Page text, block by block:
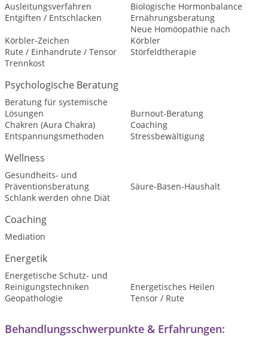
Ausleitungsverfahren
Biologische Hormonbalance
Entgiften / Entschlacken
Ernährungsberatung
Körbler-Zeichen
Neue Homöopathie nach
Körbler
Rute / Einhandrute / Tensor
Störfeldtherapie
Trennkost
Psychologische Beratung
Beratung für systemische
Lösungen
Burnout-Beratung
Chakren (Aura Chakra)
Coaching
Entspannungsmethoden
Stressbewältigung
Wellness
Gesundheits- und
Präventionsberatung
Säure-Basen-Haushalt
Schlank werden ohne Diät
Coaching
Mediation
Energetik
Energetische Schutz- und
Reinigungstechniken
Energetisches Heilen
Geopathologie
Tensor / Rute
Behandlungsschwerpunkte & Erfahrungen: